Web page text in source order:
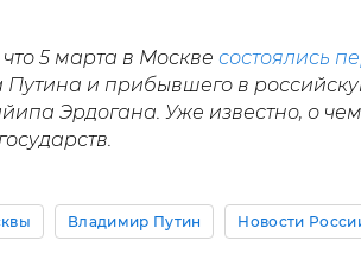
5 марта в Москве состоялись
и прибывшего в
Эрдогана. Уже известно, о
Владимир Путин Новости